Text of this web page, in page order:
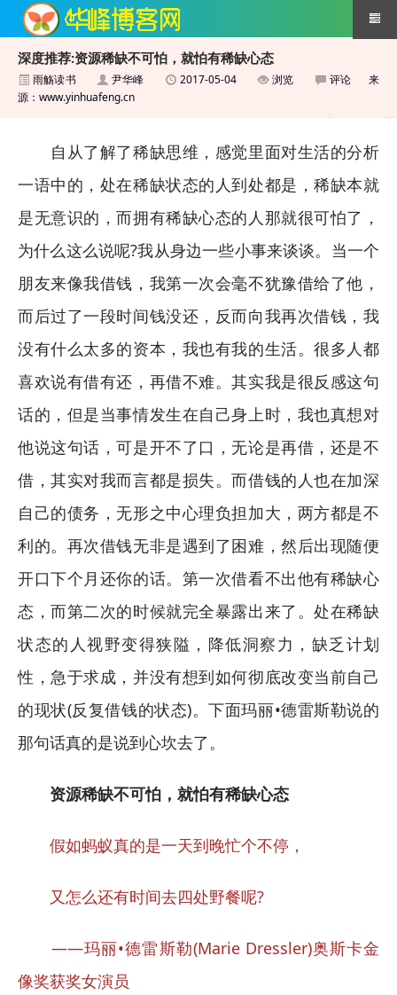
搜索引擎优化技术
深度推荐:资源稀缺不可怕，就怕有稀缺心态
雨觞读书 尹华峰 2017-05-04 浏览 评论
来
源：www.yinhuafeng.cn
自从了解了稀缺思维，感觉里面对生活的分析
一语中的，处在稀缺状态的人到处都是，稀缺本就
是无意识的，而拥有稀缺心态的人那就很可怕了，
为什么这么说呢?我从身边一些小事来谈谈。当一个
朋友来像我借钱，我第一次会毫不犹豫借给了他，
而后过了一段时间钱没还，反而向我再次借钱，我
没有什么太多的资本，我也有我的生活。很多人都
喜欢说有借有还，再借不难。其实我是很反感这句
话的，但是当事情发生在自己身上时，我也真想对
他说这句话，可是开不了口，无论是再借，还是不
借，其实对我而言都是损失。而借钱的人也在加深
自己的债务，无形之中心理负担加大，两方都是不
利的。再次借钱无非是遇到了困难，然后出现随便
开口下个月还你的话。第一次借看不出他有稀缺心
态，而第二次的时候就完全暴露出来了。处在稀缺
状态的人视野变得狭隘，降低洞察力，缺乏计划
性，急于求成，并没有想到如何彻底改变当前自己
的现状(反复借钱的状态)。下面玛丽•德雷斯勒说的
那句话真的是说到心坎去了。
资源稀缺不可怕，就怕有稀缺心态
假如蚂蚁真的是一天到晚忙个不停，
又怎么还有时间去四处野餐呢?
——玛丽•德雷斯勒(Marie Dressler)奥斯卡金
像奖获奖女演员